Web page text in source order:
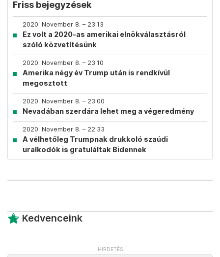
Friss bejegyzések
2020. November 8. – 23:13
Ez volt a 2020-as amerikai elnökválasztásról
szóló közvetítésünk
2020. November 8. – 23:10
Amerika négy év Trump után is rendkívül
megosztott
2020. November 8. – 23:00
Nevadában szerdára lehet meg a végeredmény
2020. November 8. – 22:33
A vélhetőleg Trumpnak drukkoló szaúdi
uralkodók is gratuláltak Bidennek
Kedvenceink